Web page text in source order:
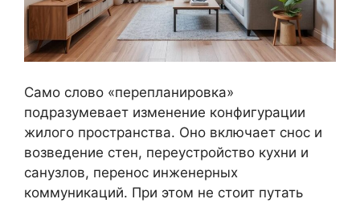
Само слово «перепланировка»
подразумевает изменение конфигурации
жилого пространства. Оно включает снос и
возведение стен, переустройство кухни и
санузлов, перенос инженерных
коммуникаций. При этом не стоит путать